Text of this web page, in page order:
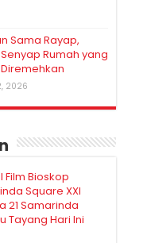
Sama Rayap,
Rumah yang
2026
Film Bioskop
Square XXI
21 Samarinda
Tayang Hari Ini